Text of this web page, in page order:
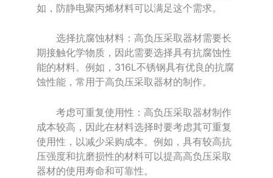
如，防静电聚丙烯材料可以满足这个需求。
选择抗腐蚀材料：高负压采取器材需要长
期接触化学物质，因此需要选择具有抗腐蚀性
能的材料。例如，316L不锈钢具有优良的抗腐
蚀性能，常用于高负压采取器材的制作。
考虑可重复使用性：高负压采取器材制作
成本较高，因此在材料选择时要考虑其可重复
使用性，以减少采购成本。例如，具有较高抗
压强度和抗磨损性的材料可以提高高负压采取
器材的使用寿命和可靠性。